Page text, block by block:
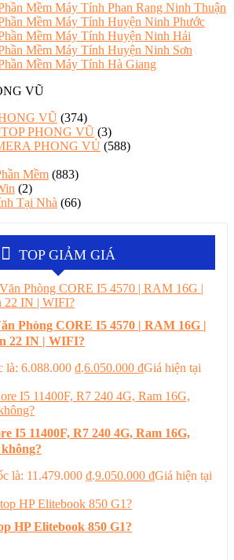
Mềm Máy Tính Phan Rang Ninh Thuận
Mềm Máy Tính Huyện Ninh Phước
Mềm Máy Tính Huyện Ninh Hải
Mềm Máy Tính Huyện Ninh Sơn
Mềm Máy Tính Hà Giang
VŨ
VŨ (374)
PHONG VŨ (3)
PHONG VỦ (588)
Mềm (883)
(2)
Tại Nhà (66)
TOP GIẢM GIÁ
Phòng CORE I5 4570 | RAM 16G |
22 IN | WIFI?
là: 6.088.000 ₫.6.050.000 ₫Giá hiện tại
I5 11400F, R7 240 4G, Ram 16G,
là: 11.479.000 ₫.9.050.000 ₫Giá hiện tại
HP Elitebook 850 G1?